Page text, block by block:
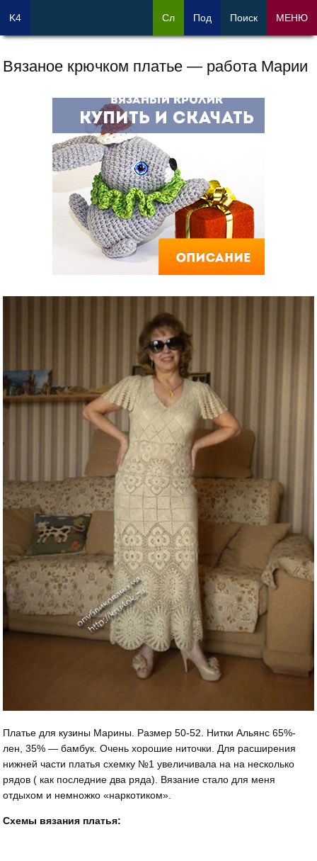
Вязаное крючком платье — работа Марии
Платье для кузины Марины. Размер 50-52. Нитки Альянс 65%-
лен, 35% — бамбук. Очень хорошие ниточки. Для расширения
нижней части платья схемку №1 увеличивала на на несколько
рядов ( как последние два ряда). Вязание стало для меня
отдыхом и немножко «наркотиком».
Схемы вязания платья:
K4 Сл Под Поиск МЕНЮ